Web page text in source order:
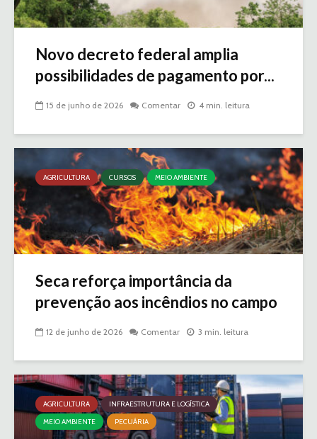
Novo decreto federal amplia
possibilidades de pagamento por...
15 de junho de 2026 Comentar 4 min. leitura
AGRICULTURA CURSOS MEIO AMBIENTE
Seca reforça importância da
prevenção aos incêndios no campo
12 de junho de 2026 Comentar 3 min. leitura
AGRICULTURA
INFRAESTRUTURA E LOGÍSTICA
MEIO AMBIENTE
PECUÁRIA